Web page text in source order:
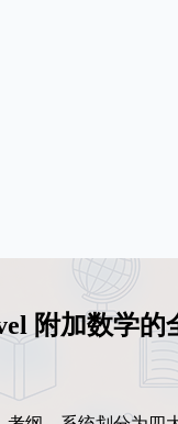
附加数学的